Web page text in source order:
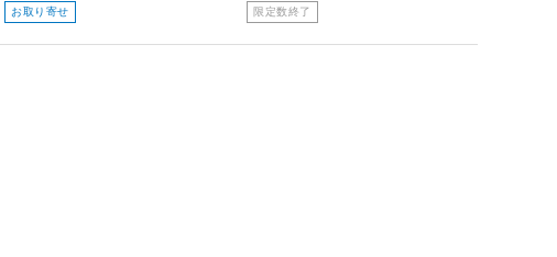
お取り寄せ 限定数終了